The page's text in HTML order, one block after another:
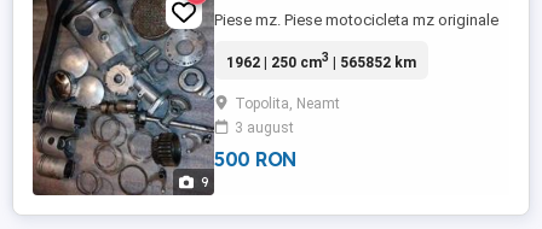
9
Piese mz. Piese motocicleta mz originale
1962 | 250 cm3 | 565852 km
Topolita, Neamt
3 august
500 RON